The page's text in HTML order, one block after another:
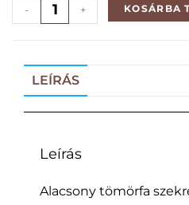
- + KOSÁRBA
LEÍRÁS
Leírás
Alacsony tömörfa